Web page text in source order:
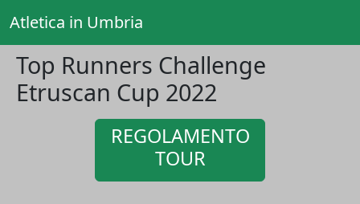
Atletica in Umbria
Top Runners Challenge
Etruscan Cup 2022
REGOLAMENTO
TOUR